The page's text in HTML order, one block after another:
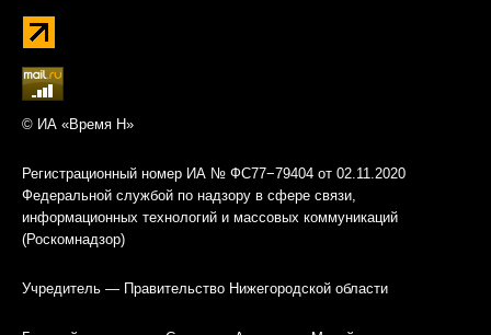
© ИА «Время Н»
Регистрационный номер ИА № ФС77−79404 от 02.11.2020
Федеральной службой по надзору в сфере связи,
информационных технологий и массовых коммуникаций
(Роскомнадзор)
Учредитель — Правительство Нижегородской области